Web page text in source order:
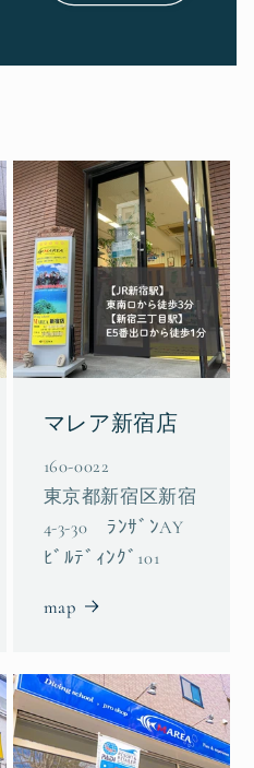
マレア新宿店
160-0022
東京都新宿区新宿
4-3-30 ﾗﾝｻﾞﾝAY
ﾋﾞﾙﾃﾞｨﾝｸﾞ101
map